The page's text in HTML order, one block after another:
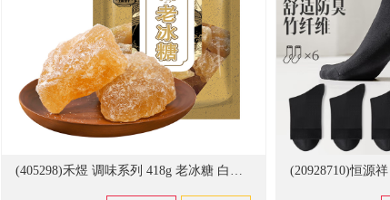
(405298)禾煜 调味系列 418g 老冰糖 白色(单位：袋)